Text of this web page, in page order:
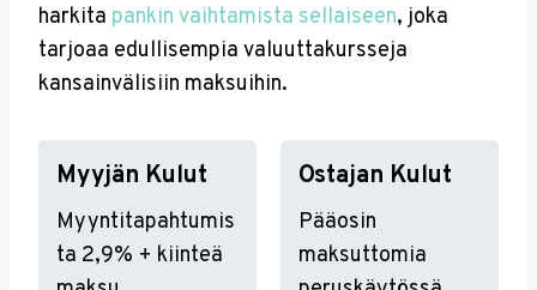
harkita pankin vaihtamista sellaiseen, joka
tarjoaa edullisempia valuuttakursseja
kansainvälisiin maksuihin.
Myyjän Kulut
Myyntitapahtumis
ta 2,9% + kiinteä
Ostajan Kulut
Pääosin
maksuttomia